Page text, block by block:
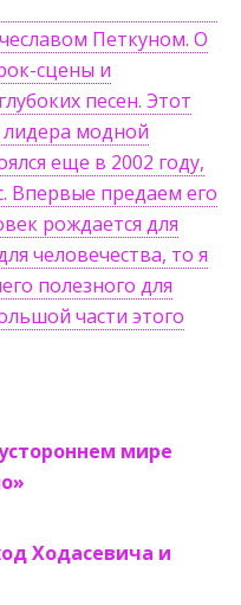
Петкуном. О
сцены и
песен. Этот
модной
еще в 2002 году,
Впервые предаем его
рождается для
человечества, то я
полезного для
части этого
мире
Ходасевича и